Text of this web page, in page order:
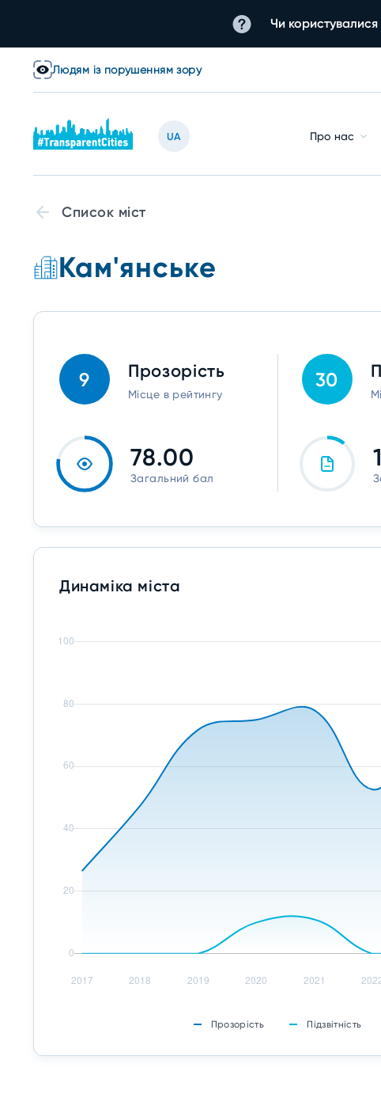
Чи користувалися
Людям із порушенням зору
UA Про нас
Список міст
Кам'янське
9 Прозорість
Місце в рейтингу
78.00
Загальний бал
30
Динаміка міста
Прозорість Підзвітність